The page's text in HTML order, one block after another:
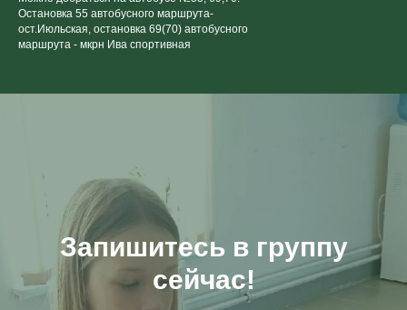
Остановка 55 автобусного маршрута-
ост.Июльская, остановка 69(70) автобусного
маршрута - мкрн Ива спортивная
Запишитесь в группу
сейчас!